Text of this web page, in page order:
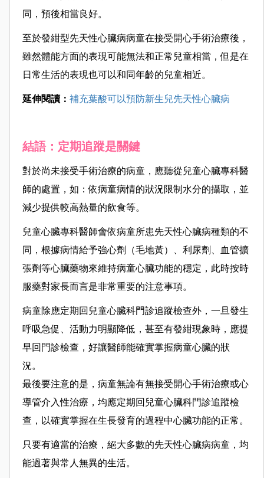
同，預後相當良好。
至於發紺型先天性心臟病病童在接受開心手術治療後，
雖然體能方面的表現可能無法和正常兒童相當，但是在
日常生活的表現也可以和同年齡的兒童相近。
延伸閱讀： 補充葉酸可以預防新生兒先天性心臟病
結語：定期追蹤是關鍵
對於尚未接受手術治療的病童，應聽從兒童心臟專科醫
師的處置，如：依病童病情的狀況限制水分的攝取，並
減少提供較高熱量的飲食等。
兒童心臟專科醫師會依病童所患先天性心臟病種類的不
同，根據病情給予強心劑（毛地黃）、利尿劑、血管擴
張劑等心臟藥物來維持病童心臟功能的穩定，此時按時
服藥對家長而言是非常重要的注意事項。
病童除應定期回兒童心臟科門診追蹤檢查外，一旦發生
呼吸急促、活動力明顯降低，甚至有發紺現象時，應提
早回門診檢查，好讓醫師能確實掌握病童心臟的狀
況。
最後要注意的是，病童無論有無接受開心手術治療或心
導管介入性治療，均應定期回兒童心臟科門診追蹤檢
查，以確實掌握在生長發育的過程中心臟功能的正常。
只要有適當的治療，絕大多數的先天性心臟病病童，均
能過著與常人無異的生活。